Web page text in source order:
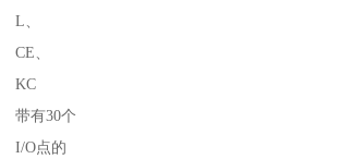
L、
CE、
KC
带有30个
I/O点的